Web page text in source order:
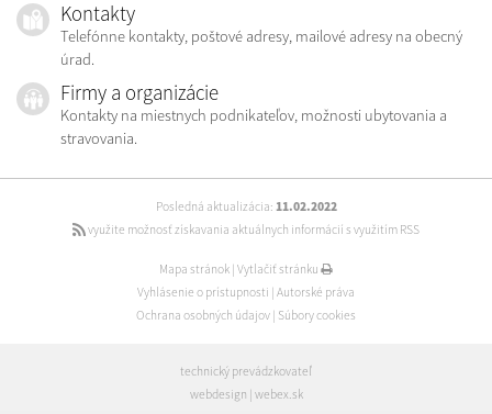
Kontakty
Telefónne kontakty, poštové adresy, mailové adresy na obecný
úrad.
Firmy a organizácie
Kontakty na miestnych podnikateľov, možnosti ubytovania a
stravovania.
Posledná aktualizácia: 11.02.2022
využite možnosť získavania aktuálnych informácií s využitím RSS
Mapa stránok Vytlačiť stránku
Vyhlásenie o prístupnosti Autorské práva
Ochrana osobných údajov Súbory cookies
technický prevádzkovateľ
webdesign webex.sk